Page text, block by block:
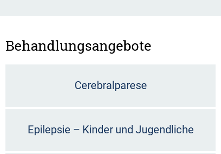
Behandlungsangebote
Cerebralparese
Epilepsie – Kinder und Jugendliche